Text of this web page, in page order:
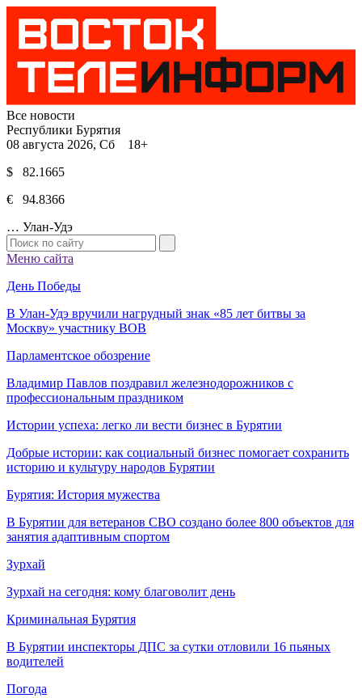
Все новости
Республики Бурятия
08 августа 2026, Сб 18+
$ 82.1665
€ 94.8366
… Улан-Удэ
Меню сайта
День Победы
В Улан-Удэ вручили нагрудный знак «85 лет битвы за
Москву» участнику ВОВ
Парламентское обозрение
Владимир Павлов поздравил железнодорожников с
профессиональным праздником
Истории успеха: легко ли вести бизнес в Бурятии
Добрые истории: как социальный бизнес помогает сохранить
историю и культуру народов Бурятии
Бурятия: История мужества
В Бурятии для ветеранов СВО создано более 800 объектов для
занятия адаптивным спортом
Зурхай
Зурхай на сегодня: кому благоволит день
Криминальная Бурятия
В Бурятии инспекторы ДПС за сутки отловили 16 пьяных
водителей
Погода